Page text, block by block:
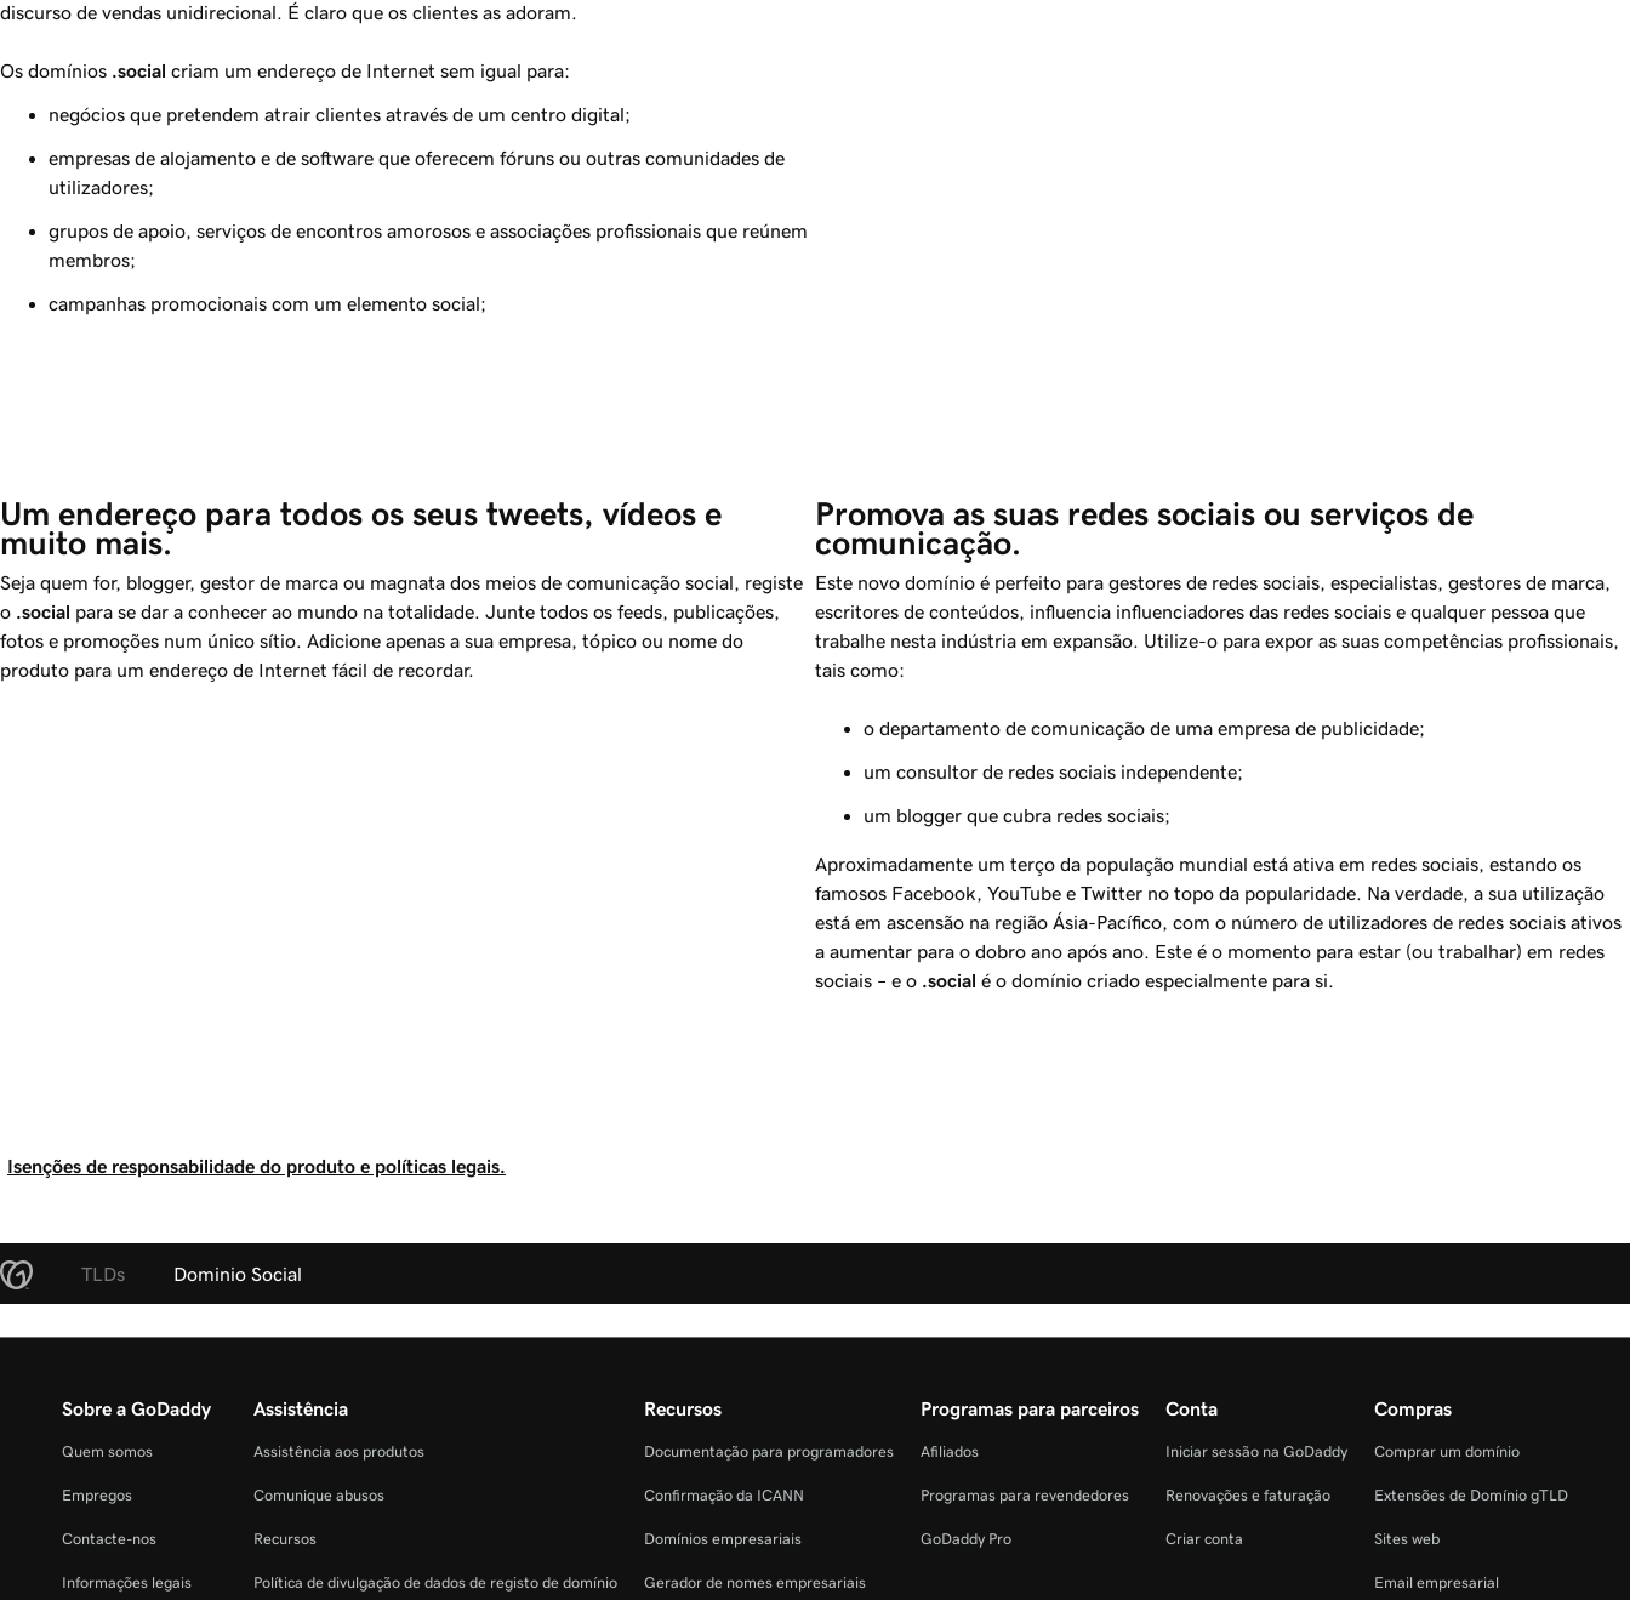
discurso de vendas unidirecional. É claro que os clientes as adoram.
Os domínios .social criam um endereço de Internet sem igual para:
negócios que pretendem atrair clientes através de um centro digital;
empresas de alojamento e de software que oferecem fóruns ou outras comunidades de
utilizadores;
grupos de apoio, serviços de encontros amorosos e associações profissionais que reúnem
membros;
campanhas promocionais com um elemento social;
Um endereço para todos os seus tweets, vídeos e
muito mais.
Seja quem for, blogger, gestor de marca ou magnata dos meios de comunicação social, registe
o .social para se dar a conhecer ao mundo na totalidade. Junte todos os feeds, publicações,
fotos e promoções num único sítio. Adicione apenas a sua empresa, tópico ou nome do
produto para um endereço de Internet fácil de recordar.
Promova as suas redes sociais ou serviços de
comunicação.
Este novo domínio é perfeito para gestores de redes sociais, especialistas, gestores de marca,
escritores de conteúdos, influencia influenciadores das redes sociais e qualquer pessoa que
trabalhe nesta indústria em expansão. Utilize-o para expor as suas competências profissionais,
tais como:
o departamento de comunicação de uma empresa de publicidade;
um consultor de redes sociais independente;
um blogger que cubra redes sociais;
Aproximadamente um terço da população mundial está ativa em redes sociais, estando os
famosos Facebook, YouTube e Twitter no topo da popularidade. Na verdade, a sua utilização
está em ascensão na região Ásia-Pacífico, com o número de utilizadores de redes sociais ativos
a aumentar para o dobro ano após ano. Este é o momento para estar (ou trabalhar) em redes
sociais – e o .social é o domínio criado especialmente para si.
Isenções de responsabilidade do produto e políticas legais.
TLDs Dominio Social
Sobre a GoDaddy
Quem somos
Empregos
Contacte-nos
Informações legais
Assistência
Assistência aos produtos
Comunique abusos
Recursos
Política de divulgação de dados de registo de domínio
Recursos
Documentação para programadores
Confirmação da ICANN
Domínios empresariais
Gerador de nomes empresariais
Programas para parceiros
Afiliados
Programas para revendedores
GoDaddy Pro
Conta
Iniciar sessão na GoDaddy
Renovações e faturação
Criar conta
Compras
Comprar um domínio
Extensões de Domínio gTLD
Sites web
Email empresarial